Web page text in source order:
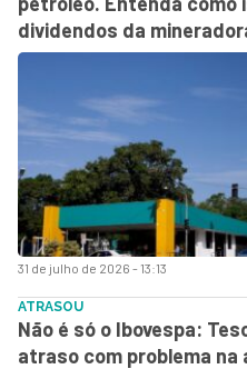
31 de julho de 2026 - 13:13
dividendos da
ATRASOU
Não é só o Ibovespa:
atraso com problema na